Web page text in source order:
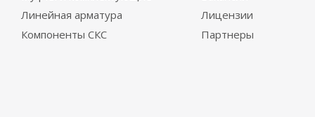
Линейная арматура
Компоненты СКС
Лицензии
Партнеры